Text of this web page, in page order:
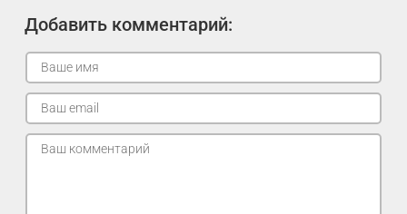
Добавить комментарий: